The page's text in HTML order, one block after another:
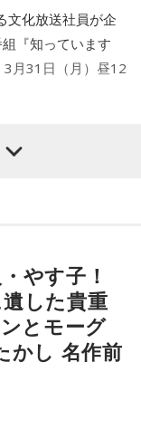
ンとなることを
ジェンド”渡辺久
2部はイベント来
深堀トークを披
ん、番組・イベン
がとうございま
ねもねR』の特別
杯お話しさせて
けたら嬉しいで
中。メールの宛
。この趣旨に賛
て彼女たちが声
品を朗読し、オ
や、被災地・石巻
クト。過去の作
文化放送社員が企
『知っています
3月31日（月）昼12
かの視覚障害に
、周りからは困
ため、企画・制
白石と共に様々な
た取り組みの紹
る思いなどを伝
やす子！
した貴重
とモーグ
かし 名作前